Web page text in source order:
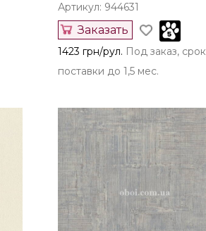
Артикул: 944631
Заказать
1423 грн/рул. Под заказ, срок
поставки до 1,5 мес.